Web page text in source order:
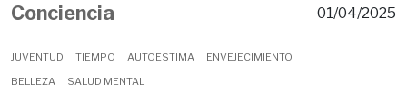
Conciencia
JUVENTUD TIEMPO AUTOESTIMA
ENVEJECIMIENTO
BELLEZA
SALUD MENTAL
01/04/2025